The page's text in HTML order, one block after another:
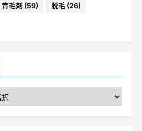
育毛剤 (59) 脱毛(26)